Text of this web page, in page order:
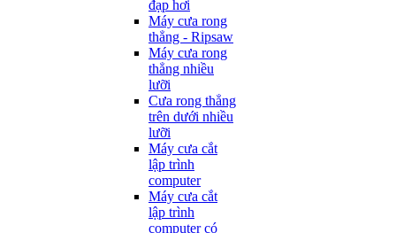
đạp hơi
Máy cưa rong
thẳng - Ripsaw
Máy cưa rong
thẳng nhiều
lưỡi
Cưa rong thẳng
trên dưới nhiều
lưỡi
Máy cưa cắt
lập trình
computer
Máy cưa cắt
lập trình
computer có